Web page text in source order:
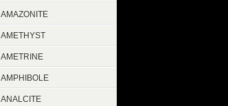
AMAZONITE
AMETHYST
AMETRINE
AMPHIBOLE
ANALCITE